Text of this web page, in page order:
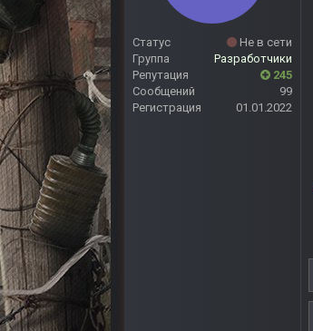
Статус
Не в сети
Группа
Разработчики
Репутация
245
Сообщений
99
Регистрация
01.01.2022